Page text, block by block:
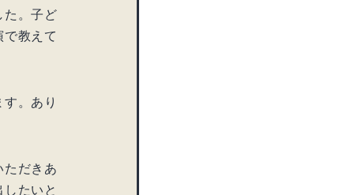
た。子ど
教えて
。あり
ただきあ
たいと